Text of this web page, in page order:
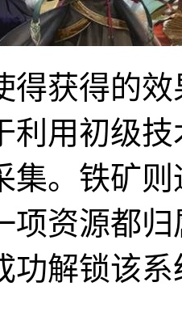
得获得的
利用初级
集。铁矿
项资源都
功解锁该